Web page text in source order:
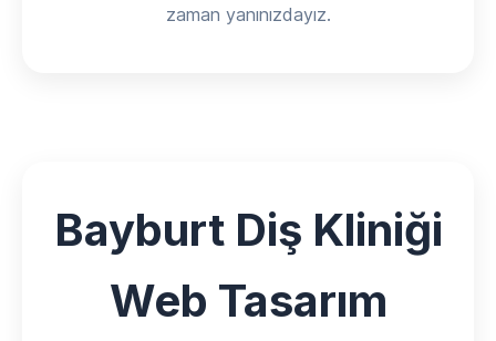
zaman yanınızdayız.
Bayburt Diş Kliniği
Web Tasarım